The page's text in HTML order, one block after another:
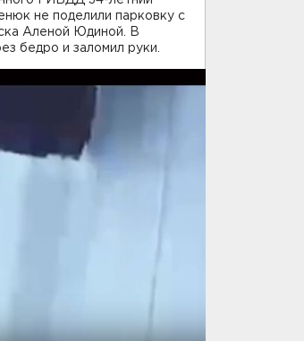
не поделили парковку с
Аленой Юдиной. В
бедро и заломил руки.